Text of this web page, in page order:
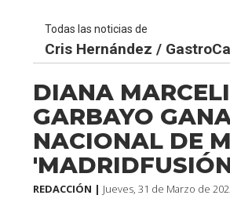
Todas las noticias de
Cris Hernández /
DIANA
GARBAYO
NACIONAL DE
REDACCIÓN | Jueves, 31 de Marzo de